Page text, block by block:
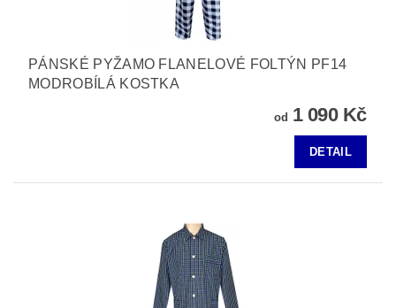
PÁNSKÉ PYŽAMO FLANELOVÉ FOLTÝN PF14
MODROBÍLÁ KOSTKA
od 1 090 Kč
DETAIL